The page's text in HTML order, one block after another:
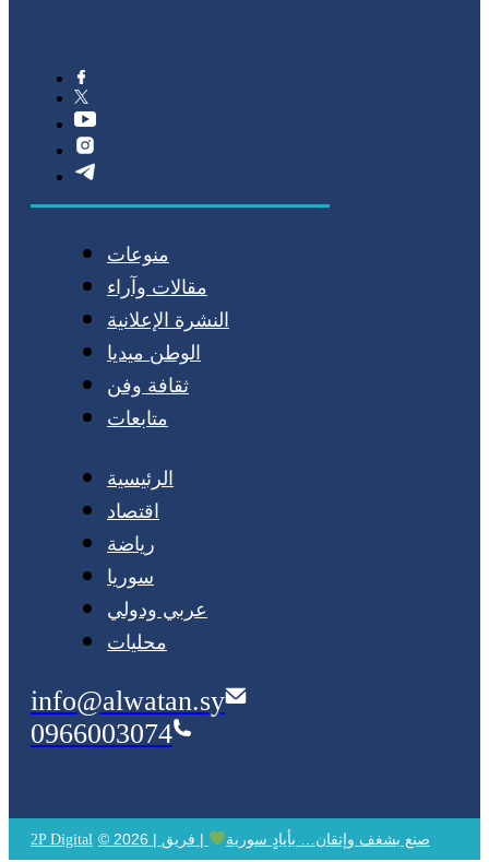
منوعات
مقالات وآراء
النشرة الإعلانية
الوطن ميديا
ثقافة وفن
متابعات
الرئيسية
اقتصاد
رياضة
سوريا
عربي ودولي
محليات
info@alwatan.sy
0966003074
2P Digital © 2026 | صنع بشغف وإتقان… بأيادٍ سورية | فريق